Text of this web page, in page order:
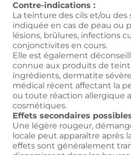
Contre-indications :
La teinture des cils et/ou des
indiquée en cas de peau ou
lésions, brûlures, infections
conjonctivites en cours.
Elle est également
connue aux produits de
ingrédients, dermatite
médical récent affectant la
ou toute réaction allergique
cosmétiques.
Effets secondaires
Une légère rougeur,
locale peut apparaître après
effets sont généralement